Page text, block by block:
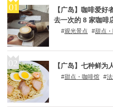
【广岛】咖啡爱好
去一次的 8 家咖啡
观光景点 甜点
【广岛】七种鲜为
甜点・咖啡馆